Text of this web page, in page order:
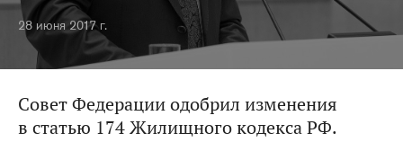
28 июня 2017 г.
Совет Федерации одобрил изменения
в статью 174 Жилищного кодекса РФ.